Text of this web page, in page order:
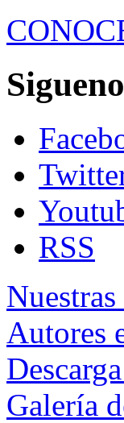
RSS
Autores
Galería